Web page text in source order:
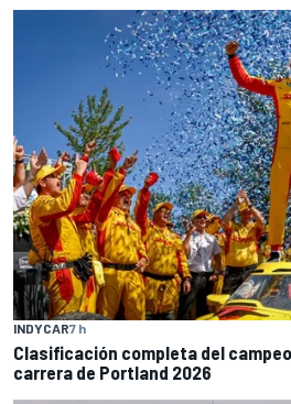
INDYCAR7 h
Clasificación completa del
carrera de Portland 2026